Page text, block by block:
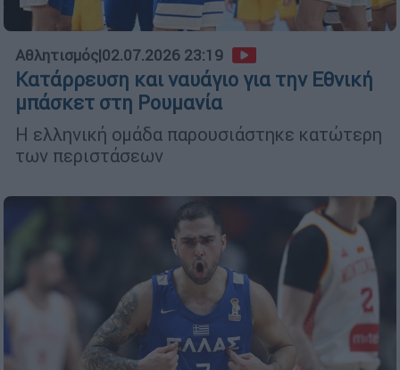
Αθλητισμός|02.07.2026 23:19
Κατάρρευση και ναυάγιο για την Εθνική
μπάσκετ στη Ρουμανία
Η ελληνική ομάδα παρουσιάστηκε κατώτερη
των περιστάσεων